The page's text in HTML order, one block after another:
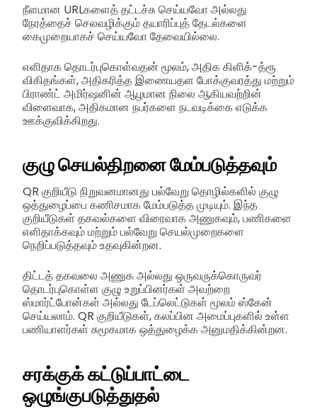
நீளமான URLகளைத் தட்டச்சு செய்யவோ அல்லது
நேரத்தைச் செலவழிக்கும் தயாரிப்புத் தேடல்களை
கைமுறையாகச் செய்யவோ தேவையில்லை.
எளிதாக தொடர்புகொள்வதன் மூலம், அதிக கிளிக்-த்ரூ
விகிதங்கள், அதிகரித்த இணையதள போக்குவரத்து மற்றும்
பிராண்ட் அமிர்ஷனின் ஆழமான நிலை ஆகியவற்றின்
விளைவாக, அதிகமான நபர்களை நடவடிக்கை எடுக்க
ஊக்குவிக்கிறது.
குழு செயல்திறனை மேம்படுத்தவும்
QR குறியீடு நிறுவனமானது பல்வேறு தொழில்களில் குழு
ஒத்துழைப்பை கணிசமாக மேம்படுத்த முடியும். இந்த
குறியீடுகள் தகவல்களை விரைவாக அணுகவும், பணிகளை
எளிதாக்கவும் மற்றும் பல்வேறு செயல்முறைகளை
நெறிப்படுத்தவும் உதவுகின்றன.
திட்டத் தகவலை அணுக அல்லது ஒருவருக்கொருவர்
தொடர்புகொள்ள குழு உறுப்பினர்கள் அவற்றை
ஸ்மார்ட்போன்கள் அல்லது டேப்லெட்டுகள் மூலம் ஸ்கேன்
செய்யலாம். QR குறியீடுகள், கலப்பின அமைப்புகளில் உள்ள
பணியாளர்கள் சுமூகமாக ஒத்துழைக்க அனுமதிக்கின்றன.
சரக்குக் கட்டுப்பாட்டை
ஒழுங்குபடுத்துதல்